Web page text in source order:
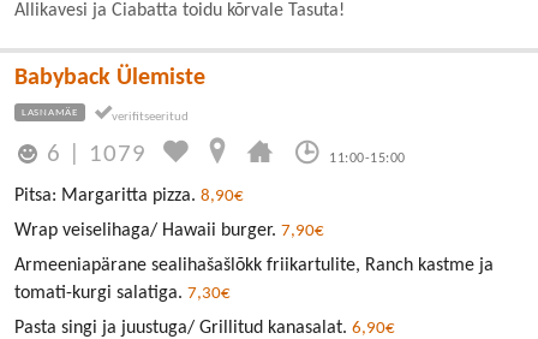
Allikavesi ja Ciabatta toidu kõrvale Tasuta!
Babyback Ülemiste
LASNAMÄE
6 1079 11:00-15:00
Pitsa: Margaritta pizza. 8,90€
Wrap veiselihaga/ Hawaii burger. 7,90€
Armeeniapärane sealihašašlõkk friikartulite, Ranch kastme ja
tomati-kurgi salatiga. 7,30€
Pasta singi ja juustuga/ Grillitud kanasalat. 6,90€